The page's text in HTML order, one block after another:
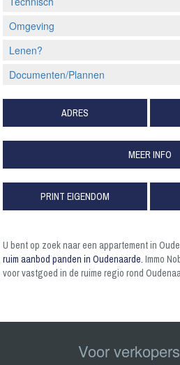
Omgeving
Lenen?
Documenten/Plannen
ADRES
MEER INFO
PRINT EIGENDOM
U bent op zoek naar een appartement in
ruim aanbod panden in Oudenaarde. Immo
voor vastgoed in de ruime regio rond
Voor verkopers